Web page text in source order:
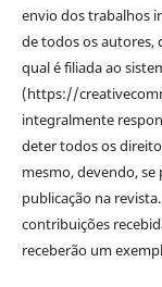
envio dos trabalhos
de todos os autores,
qual é filiada ao
(https://
integralmente
deter todos os
mesmo, devendo, se
publicação na
contribuições
receberão um